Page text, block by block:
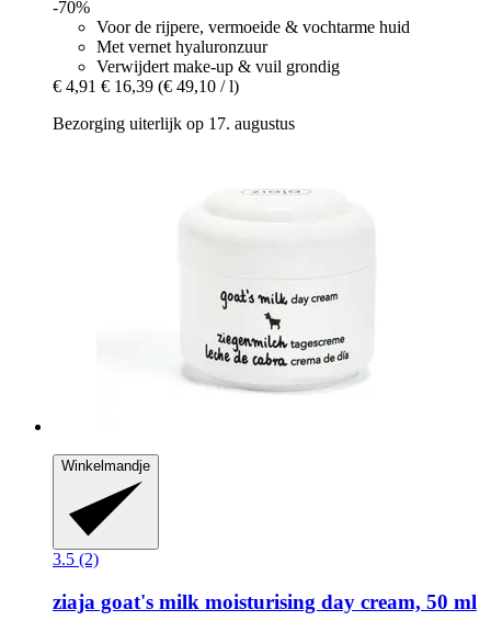
-70%
Voor de rijpere, vermoeide & vochtarme huid
Met vernet hyaluronzuur
Verwijdert make-up & vuil grondig
€ 4,91 € 16,39 (€ 49,10 / l)
Bezorging uiterlijk op 17. augustus
Winkelmandje
3.5 (2)
ziaja goat's milk moisturising day cream, 50 ml